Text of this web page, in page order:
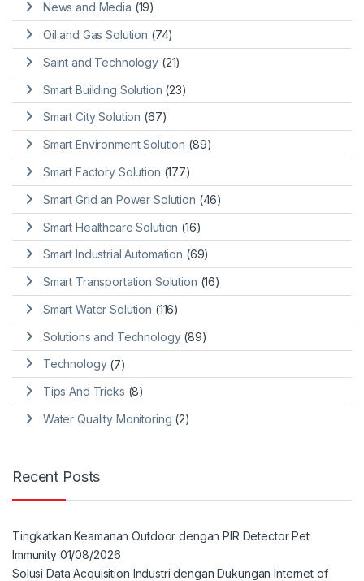
News and Media (19)
Oil and Gas Solution (74)
Saint and Technology (21)
Smart Building Solution (23)
Smart City Solution (67)
Smart Environment Solution (89)
Smart Factory Solution (177)
Smart Grid an Power Solution (46)
Smart Healthcare Solution (16)
Smart Industrial Automation (69)
Smart Transportation Solution (16)
Smart Water Solution (116)
Solutions and Technology(89)
Technology(7)
Tips And Tricks (8)
Water Quality Monitoring (2)
Recent Posts
Tingkatkan Keamanan Outdoor dengan PIR Detector Pet
Immunity 01/08/2026
Solusi Data Acquisition Industri dengan Dukungan Internet of